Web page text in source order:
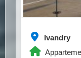
Ivandry